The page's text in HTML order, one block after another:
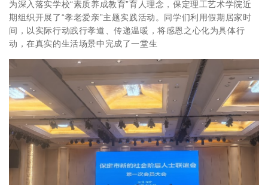
为深入落实学校“素质养成教育”育人理念，保定理工艺术学院近
期组织开展了“孝老爱亲”主题实践活动。同学们利用假期居家时
间，以实际行动践行孝道、传递温暖，将感恩之心化为具体行
动，在真实的生活场景中完成了一堂生